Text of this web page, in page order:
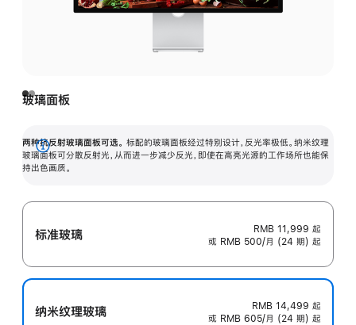
玻璃面板
两种抗反射玻璃面板可选。 标配的玻璃面板经过特别设计，反光率极低。纳米纹理
玻璃面板可分散反射光，从而进一步减少反光，即使在高亮光源的工作场所也能保
持出色画质。
展
开
标准玻璃 RMB 11,999 起
或 RMB 500/月 (24 期) 起
纳米纹理玻璃 RMB 14,499 起
或 RMB 605/月 (24 期) 起